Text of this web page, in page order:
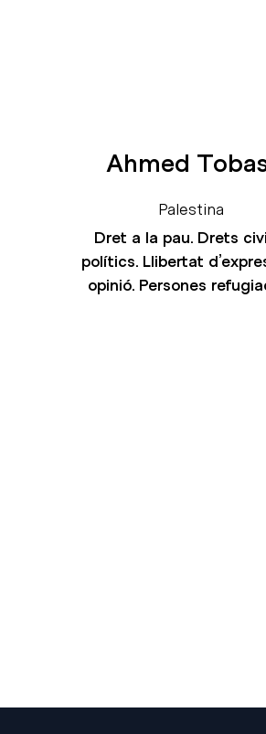
Ahmed
Palestina
Dret a la pau. Drets
polítics. Llibertat
opinió. Persones